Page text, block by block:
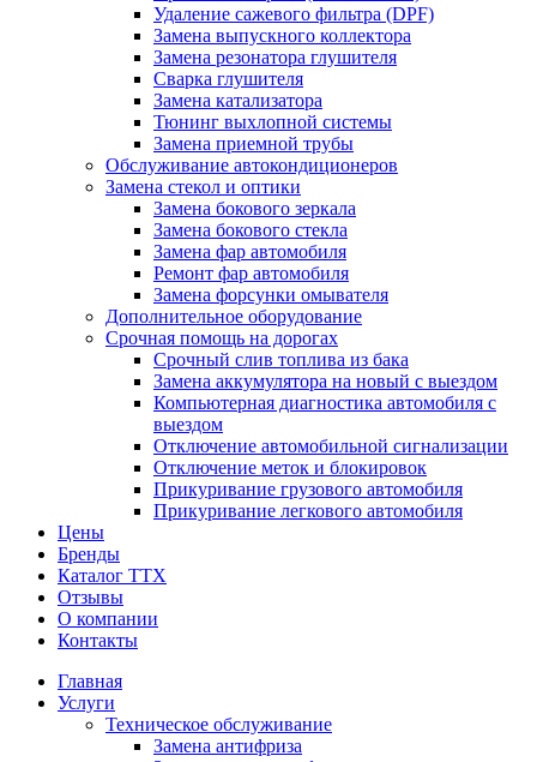
Удаление сажевого фильтра (DPF)
Замена выпускного коллектора
Замена резонатора глушителя
Сварка глушителя
Замена катализатора
Тюнинг выхлопной системы
Замена приемной трубы
Обслуживание автокондиционеров
Замена стекол и оптики
Замена бокового зеркала
Замена бокового стекла
Замена фар автомобиля
Ремонт фар автомобиля
Замена форсунки омывателя
Дополнительное оборудование
Срочная помощь на дорогах
Срочный слив топлива из бака
Замена аккумулятора на новый с выездом
Компьютерная диагностика автомобиля с
выездом
Отключение автомобильной сигнализации
Отключение меток и блокировок
Прикуривание грузового автомобиля
Прикуривание легкового автомобиля
Цены
Бренды
Каталог ТТХ
Отзывы
О компании
Контакты
Главная
Услуги
Техническое обслуживание
Замена антифриза